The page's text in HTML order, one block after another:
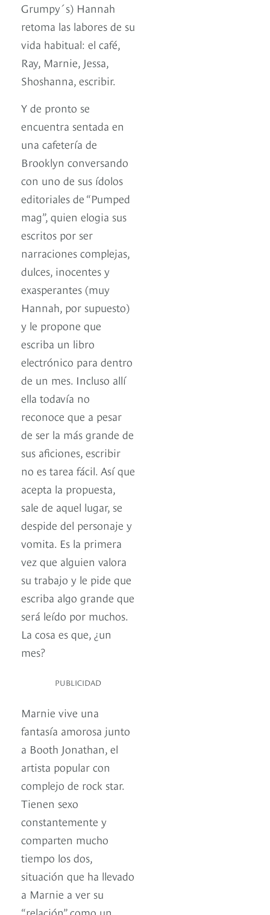
Grumpy´s) Hannah
retoma las labores de su
vida habitual: el café,
Ray, Marnie, Jessa,
Shoshanna, escribir.
Y de pronto se
encuentra sentada en
una cafetería de
Brooklyn conversando
con uno de sus ídolos
editoriales de “Pumped
mag”, quien elogia sus
escritos por ser
narraciones complejas,
dulces, inocentes y
exasperantes (muy
Hannah, por supuesto)
y le propone que
escriba un libro
electrónico para dentro
de un mes. Incluso allí
ella todavía no
reconoce que a pesar
de ser la más grande de
sus aficiones, escribir
no es tarea fácil. Así que
acepta la propuesta,
sale de aquel lugar, se
despide del personaje y
vomita. Es la primera
vez que alguien valora
su trabajo y le pide que
escriba algo grande que
será leído por muchos.
La cosa es que, ¿un
mes?
PUBLICIDAD
Marnie vive una
fantasía amorosa junto
a Booth Jonathan, el
artista popular con
complejo de rock star.
Tienen sexo
constantemente y
comparten mucho
tiempo los dos,
situación que ha llevado
a Marnie a ver su
“relación” como un